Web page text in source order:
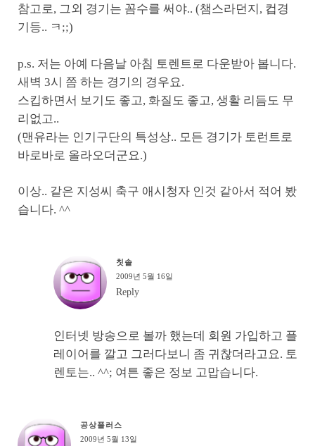
참고로, 그외 경기는 꼼수를 써야.. (챔스라던지, 컵경
기등.. ㅋ;;)
p.s. 저는 아예 다음날 아침 토렌트로 다운받아 봅니다.
새벽 3시 쯤 하는 경기의 경우요.
스킵하면서 보기도 좋고, 화질도 좋고, 생활 리듬도 무
리없고..
(맨유라는 인기구단의 특성상.. 모든 경기가 토런트로
바로바로 올라오더군요.)
이상.. 같은 지성씨 축구 애시청자 인것 같아서 적어 봤
습니다. ^^
칫솔
2009년 5월 16일
Reply
인터넷 방송으로 볼까 했는데 회원 가입하고 플
레이어를 깔고 그러다보니 좀 귀찮더라고요. 토
렌토는.. ^^; 여튼 좋은 정보 고맙습니다.
공상플러스
2009년 5월 13일